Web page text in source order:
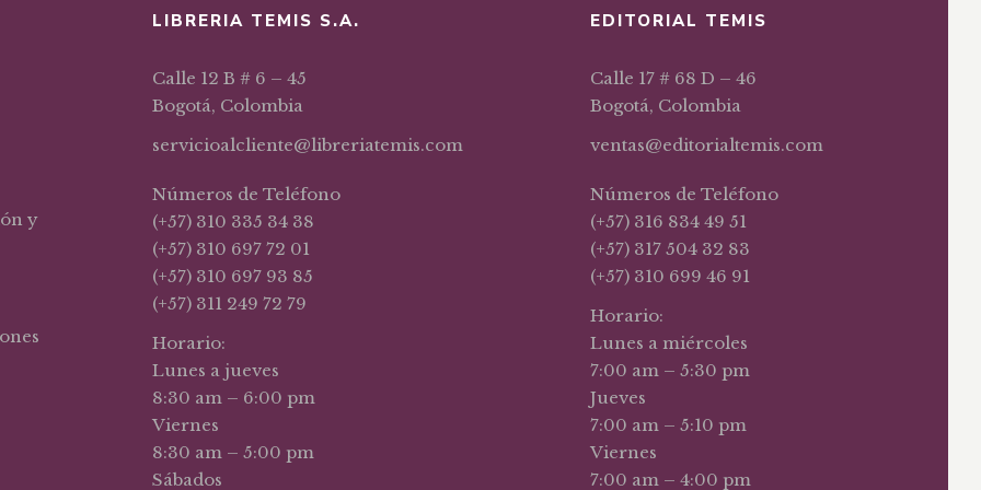
y
LIBRERIA TEMIS S.A.
Calle 12 B # 6 – 45
Bogotá, Colombia
servicioalcliente@libreriatemis.com
Números de Teléfono
(+57) 310 335 34 38
(+57) 310 697 72 01
(+57) 310 697 93 85
(+57) 311 249 72 79
Horario:
Lunes a jueves
8:30 am – 6:00 pm
Viernes
8:30 am – 5:00 pm
Sábados
EDITORIAL TEMIS
Calle 17 # 68 D – 46
Bogotá, Colombia
ventas@editorialtemis.com
Números de Teléfono
(+57) 316 834 49 51
(+57) 317 504 32 83
(+57) 310 699 46 91
Horario:
Lunes a miércoles
7:00 am – 5:30 pm
Jueves
7:00 am – 5:10 pm
Viernes
7:00 am – 4:00 pm